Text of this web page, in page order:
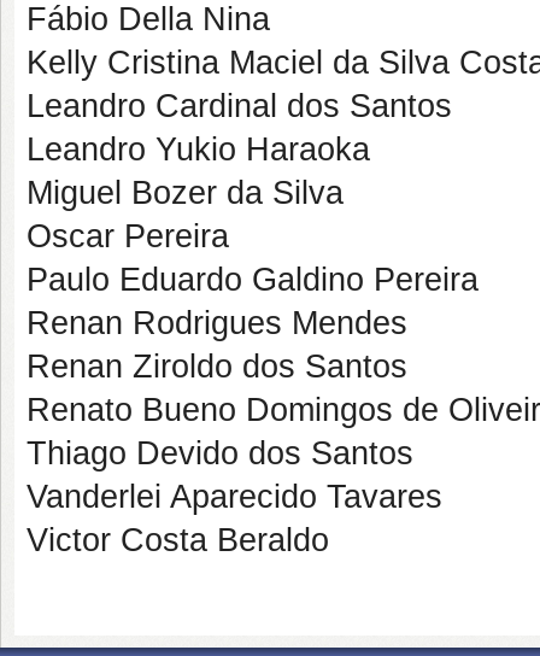
Fábio Della Nina
Kelly Cristina Maciel da Silva
Leandro Cardinal dos Santos
Leandro Yukio Haraoka
Miguel Bozer da Silva
Oscar Pereira
Paulo Eduardo Galdino Pereira
Renan Rodrigues Mendes
Renan Ziroldo dos Santos
Renato Bueno Domingos de
Thiago Devido dos Santos
Vanderlei Aparecido Tavares
Victor Costa Beraldo